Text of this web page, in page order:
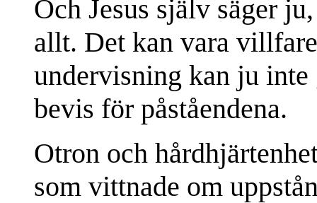
Och Jesus själv säger
allt. Det kan vara
undervisning kan ju
bevis för påståendena.
Otron och
som vittnade om